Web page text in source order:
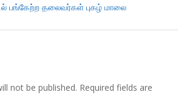
பங்கேற்ற தலைவர்கள் புகழ் மாலை
not be published. Required fields are